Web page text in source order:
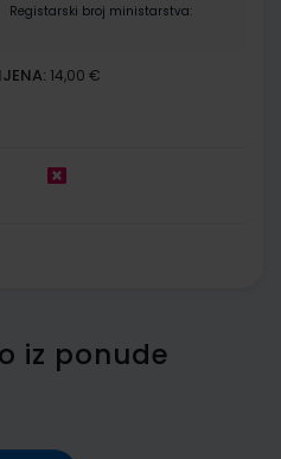
Registarski broj ministarstva:
14,00 €
iz ponude